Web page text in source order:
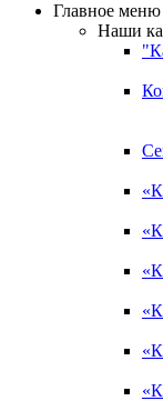
Главное меню
Наши